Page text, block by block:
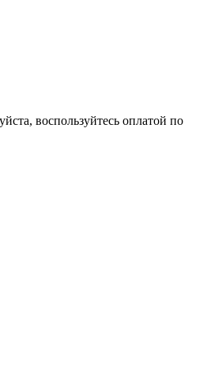
воспользуйтесь оплатой по